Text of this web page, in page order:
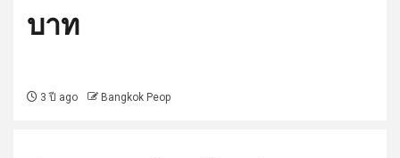
บาท
3 ปี ago Bangkok Peop